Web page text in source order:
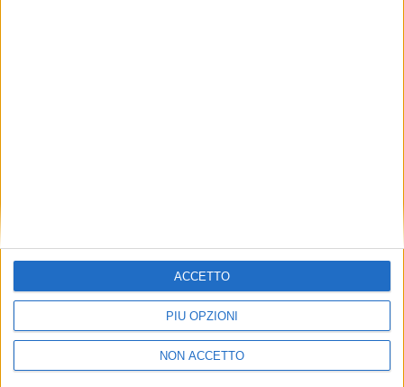
PIÙ OPZIONI
NON ACCETTO
ACCETTO